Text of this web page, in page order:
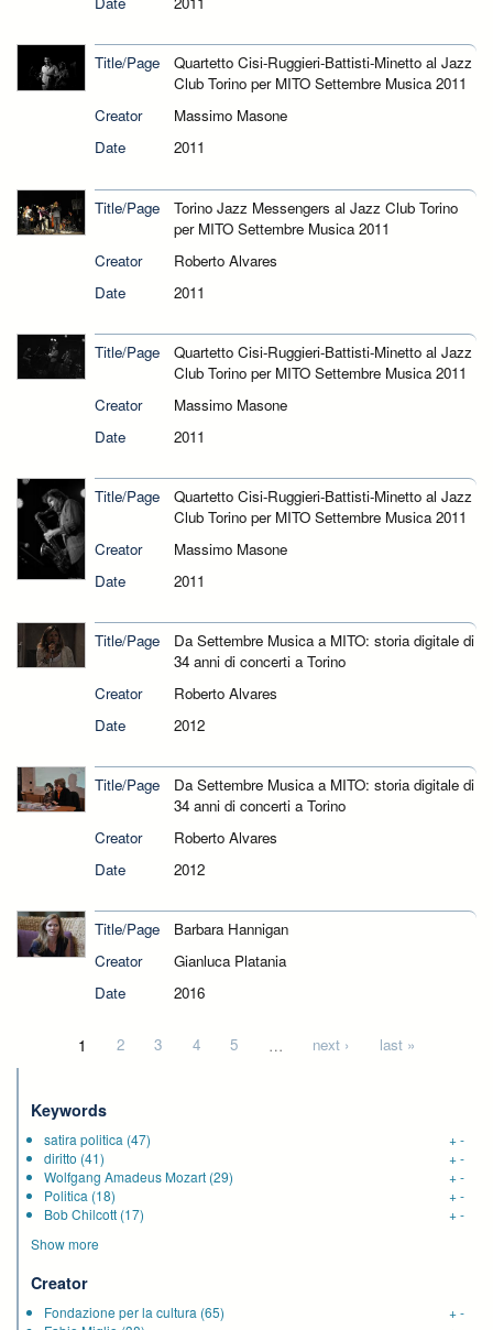
Title/Page
Quartetto Cisi-Ruggieri-Battisti-Minetto al Jazz
Club Torino per MITO Settembre Musica 2011
Creator
Massimo Masone
Date
2011
Title/Page
Torino Jazz Messengers al Jazz Club Torino
per MITO Settembre Musica 2011
Creator
Roberto Alvares
Date
2011
Title/Page
Quartetto Cisi-Ruggieri-Battisti-Minetto al Jazz
Club Torino per MITO Settembre Musica 2011
Creator
Massimo Masone
Date
2011
Title/Page
Quartetto Cisi-Ruggieri-Battisti-Minetto al Jazz
Club Torino per MITO Settembre Musica 2011
Creator
Massimo Masone
Date
2011
Title/Page
Da Settembre Musica a MITO: storia digitale di
34 anni di concerti a Torino
Creator
Roberto Alvares
Date
2012
Title/Page
Da Settembre Musica a MITO: storia digitale di
34 anni di concerti a Torino
Creator
Roberto Alvares
Date
2012
Title/Page
Barbara Hannigan
Creator
Gianluca Platania
Date
2016
1 2 3 4 5 … next › last »
Keywords
satira politica (47) +-
diritto (41) +-
Wolfgang Amadeus Mozart (29) +-
Politica (18) +-
Bob Chilcott (17) +-
Show more
Creator
Fondazione per la cultura (65) +-